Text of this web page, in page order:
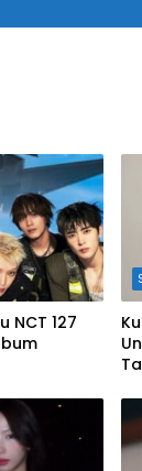
NCT 127